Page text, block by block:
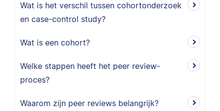
Wat is het verschil tussen cohortonderzoek
en case-control study?
Wat is een cohort?
Welke stappen heeft het peer review-
proces?
Waarom zijn peer reviews belangrijk?